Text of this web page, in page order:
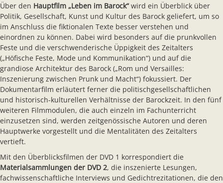
Über den Hauptfilm „Leben im Barock“wird ein Überblick über
Politik, Gesellschaft, Kunst und Kultur des Barock geliefert, um so
im Anschluss die fiktionalen Texte besser verstehen und
einordnen zu können. Dabei wird besonders auf die prunkvollen
Feste und die verschwenderische Üppigkeit des Zeitalters
(„Höfische Feste, Mode und Kommunikation“) und auf die
grandiose Architektur des Barock („Rom und Versailles:
Inszenierung zwischen Prunk und Macht“) fokussiert. Der
Dokumentarfilm erläutert ferner die politischgesellschaftlichen
und historisch-kulturellen Verhältnisse der Barockzeit. In den fünf
weiteren Filmmodulen, die auch einzeln im Fachunterricht
einzusetzen sind, werden zeitgenössische Autoren und deren
Hauptwerke vorgestellt und die Mentalitäten des Zeitalters
vertieft.
Mit den Überblicksfilmen der DVD 1 korrespondiert die
Materialsammlungen der DVD 2, die inszenierte Lesungen,
fachwissenschaftliche Interviews und Gedichtrezitationen, die den